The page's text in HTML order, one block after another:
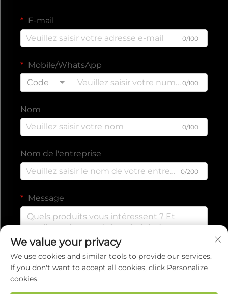
E-mail
0/100
Mobile/WhatsApp
Code
0/100
Nom
0/100
Nom de l'entreprise
0/200
Message
We value your privacy
We use cookies and similar tools to provide our services.
If you don't want to accept all cookies, click Personalize
cookies.